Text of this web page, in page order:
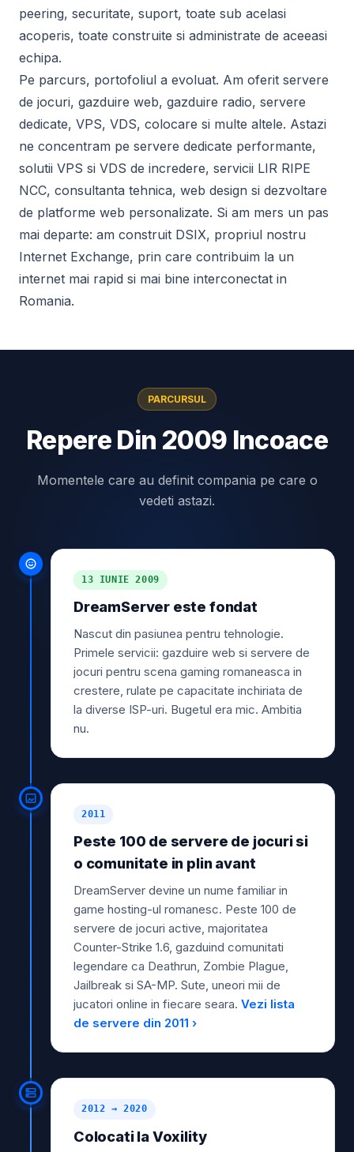
peering, securitate, suport, toate sub acelasi
acoperis, toate construite si administrate de aceeasi
echipa.
Pe parcurs, portofoliul a evoluat. Am oferit servere
de jocuri, gazduire web, gazduire radio, servere
dedicate, VPS, VDS, colocare si multe altele. Astazi
ne concentram pe servere dedicate performante,
solutii VPS si VDS de incredere, servicii LIR RIPE
NCC, consultanta tehnica, web design si dezvoltare
de platforme web personalizate. Si am mers un pas
mai departe: am construit DSIX, propriul nostru
Internet Exchange, prin care contribuim la un
internet mai rapid si mai bine interconectat in
Romania.
PARCURSUL
Repere Din 2009 Incoace
Momentele care au definit compania pe care o
vedeti astazi.
13 IUNIE 2009
DreamServer este fondat
Nascut din pasiunea pentru tehnologie.
Primele servicii: gazduire web si servere de
jocuri pentru scena gaming romaneasca in
crestere, rulate pe capacitate inchiriata de
la diverse ISP-uri. Bugetul era mic. Ambitia
nu.
2011
Peste 100 de servere de jocuri si
o comunitate in plin avant
DreamServer devine un nume familiar in
game hosting-ul romanesc. Peste 100 de
servere de jocuri active, majoritatea
Counter-Strike 1.6, gazduind comunitati
legendare ca Deathrun, Zombie Plague,
Jailbreak si SA-MP. Sute, uneori mii de
jucatori online in fiecare seara. Vezi lista
de servere din 2011 ›
2012 → 2020
Colocati la Voxility